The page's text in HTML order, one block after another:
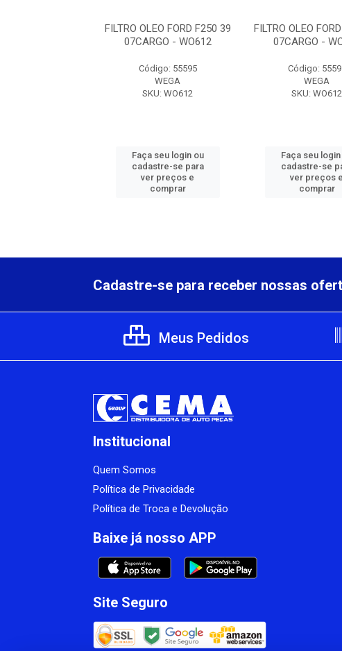
FILTRO OLEO FORD F250 39
07CARGO - WO612
Código: 55595
WEGA
SKU: WO612
Faça seu login ou
cadastre-se para
ver preços e
comprar
FILTRO OLEO
07CARGO -
Código:
WEGA
SKU: WO612
Faça seu
cadastre-se
ver preços e
comprar
Cadastre-se para receber nossas
Meus Pedidos
Institucional
Quem Somos
Política de Privacidade
Política de Troca e Devolução
Baixe já nosso APP
Site Seguro